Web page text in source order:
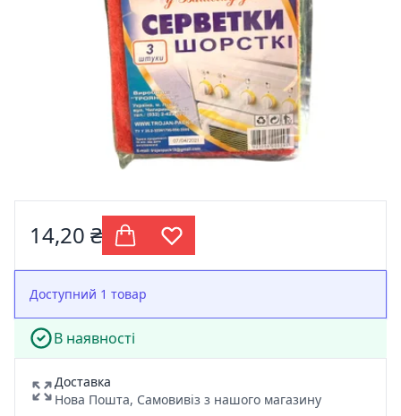
14,20 ₴
Доступний 1 товар
В наявності
Доставка
Нова Пошта, Самовивіз з нашого магазину